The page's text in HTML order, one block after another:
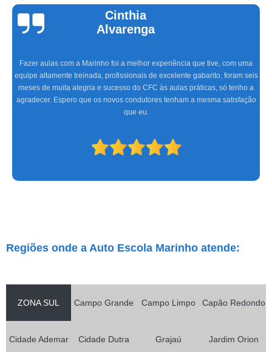
Cinthia
Alvarenga
Fazer aulas com a Marinho foi a melhor experiência que tive, com uma
equipe altamente treinada, profissionais de excelente gabarito, foram seis
meses de muita alegria e sucesso do CFC às aulas práticas, só tenho a
agradecer. Espero que os novos condutores tenham a mesma satisfação
que eu.
Regiões onde a Auto Escola Marinho atende:
ZONA SUL Campo Grande Campo Limpo Capão Redondo
Cidade Ademar Cidade Dutra Grajaú Jardim Orion